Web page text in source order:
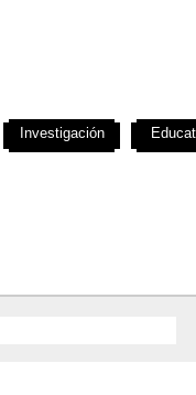
Investigación